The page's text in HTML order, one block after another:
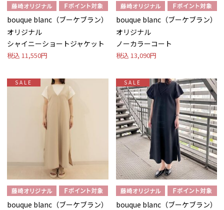
bouque blanc（ブーケブラン）
オリジナル
シャイニーショートジャケット
税込 11,550円
bouque blanc（ブーケブラン）
オリジナル
ノーカラーコート
税込 13,090円
SALE
bouque blanc（ブーケブラン）
SALE
bouque blanc（ブーケブラン）